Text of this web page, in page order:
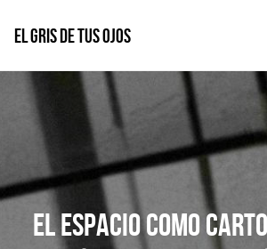
content
EL GRIS DE TUS OJOS
EL ESPACIO COMO